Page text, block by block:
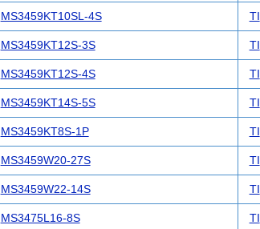
MS3459KT10SL-4S TI
MS3459KT12S-3S TI
MS3459KT12S-4S TI
MS3459KT14S-5S TI
MS3459KT8S-1P TI
MS3459W20-27S TI
MS3459W22-14S TI
MS3475L16-8S TI